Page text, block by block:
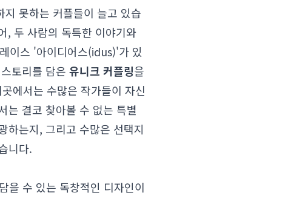
못하는 커플들이 늘고 있습
, 두 사람의 독특한 이야기와
이스 '아이디어스(idus)'가 있
토리를 담은 유니크 커플링을
에서는 수많은 작가들이 자신
는 결코 찾아볼 수 없는 특별
하는지, 그리고 수많은 선택지
니다.
을 수 있는 독창적인 디자인이